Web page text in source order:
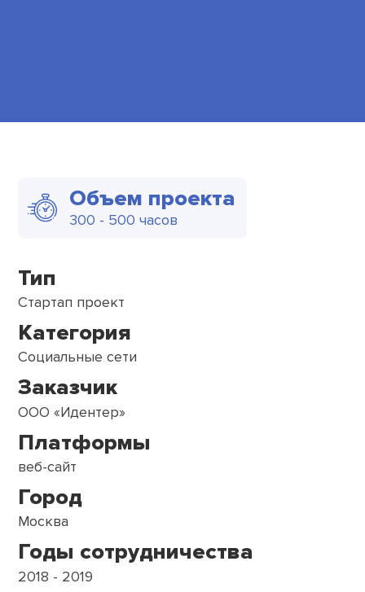
Объем проекта
300 - 500 часов
Тип
Стартап проект
Категория
Социальные сети
Заказчик
ООО «Идентер»
Платформы
веб-сайт
Город
Москва
Годы сотрудничества
2018 - 2019